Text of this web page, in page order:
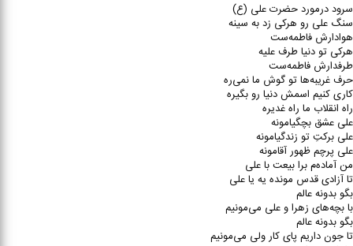
سرود درمورد حضرت علی (ع)
سنگ علی رو هرکی زد به سینه
هوادارش فاطمه‌ست
هرکی تو دنیا طرف علیه
طرفدارش فاطمه‌ست
حرف غریبه‌ها تو گوش ما نمی‌ره
کاری کنیم اسمش دنیا رو بگیره
راه انقلاب ما راه غدیره
علی عشق بچگیامونه
علی برکتِ تو زندگیامونه
علی پرچم ظهور آقامونه
من آماده‌م برا بیعت با علی
تا آزادی قدس مونده یه یا علی
بگو بدونه عالم
با بچه‌‌های زهرا و علی می‌مونیم
بگو بدونه عالم
تا جون داریم پای کار ولی می‌مونیم